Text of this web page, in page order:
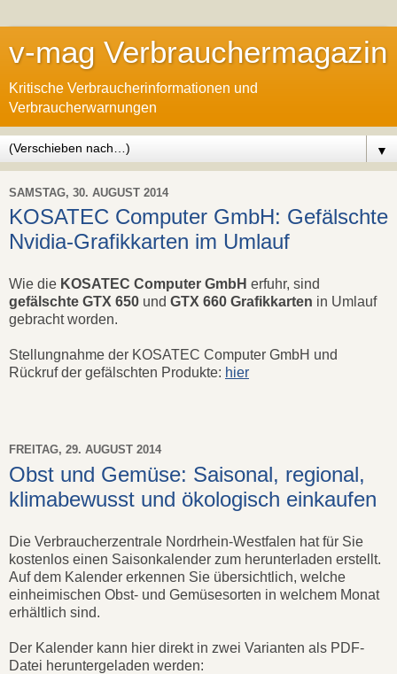
v-mag Verbrauchermagazin
Kritische Verbraucherinformationen und
Verbraucherwarnungen
▼
SAMSTAG, 30. AUGUST 2014
KOSATEC Computer GmbH: Gefälschte
Nvidia-Grafikkarten im Umlauf
Wie die KOSATEC Computer GmbH erfuhr, sind
gefälschte GTX 650 und GTX 660 Grafikkarten in Umlauf
gebracht worden.
Stellungnahme der KOSATEC Computer GmbH und
Rückruf der gefälschten Produkte: hier
FREITAG, 29. AUGUST 2014
Obst und Gemüse: Saisonal, regional,
klimabewusst und ökologisch einkaufen
Die Verbraucherzentrale Nordrhein-Westfalen hat für Sie
kostenlos einen Saisonkalender zum herunterladen erstellt.
Auf dem Kalender erkennen Sie übersichtlich, welche
einheimischen Obst- und Gemüsesorten in welchem Monat
erhältlich sind.
Der Kalender kann hier direkt in zwei Varianten als PDF-
Datei heruntergeladen werden: